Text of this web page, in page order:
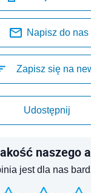
Napisz do nas
Zapisz się na
Udostępnij
naszego
jest dla nas